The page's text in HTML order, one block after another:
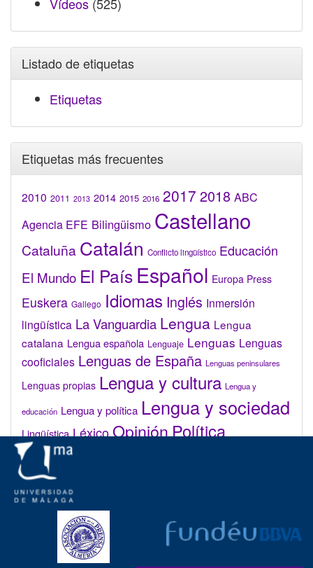
Listado de etiquetas
Etiquetas
Etiquetas más frecuentes
2010 2011 2013 2014 2015 2016 2017 2018 ABC
Agencia EFE Bilingüismo Castellano
Cataluña Catalán Conflicto lingüístico Educación
El Mundo El País Español Europa Press
Euskera Gallego Idiomas Inglés Inmersión
lingüística La Vanguardia Lengua Lengua
catalana Lengua española Lenguaje Lenguas Lenguas
cooficiales Lenguas de España Lenguas peninsulares
Lenguas propias Lengua y cultura Lengua y
educación Lengua y política Lengua y sociedad
Lingüística LéxicoOpiniónPolítica
lingüística
Valenciano
Administrar